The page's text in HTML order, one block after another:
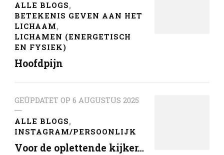
ALLE BLOGS
BETEKENIS GEVEN AAN HET
LICHAAM
LICHAMEN (ENERGETISCH
EN FYSIEK)
Hoofdpijn
GEÜPDATET OP 6 AUGUSTUS 2025
ALLE BLOGS
INSTAGRAM/PERSOONLIJK
Voor de oplettende kijker…